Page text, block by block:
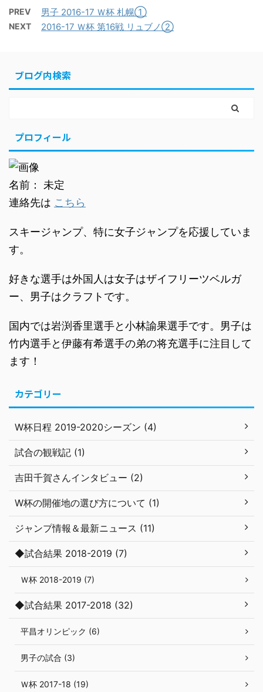
PREV 男子 2016-17 Ｗ杯 札幌①
NEXT 2016-17 Ｗ杯 第16戦 リュブノ②
ブログ内検索
プロフィール
名前： 未定
連絡先は こちら
スキージャンプ、特に女子ジャンプを応援していま
す。
好きな選手は外国人は女子はザイフリーツベルガ
ー、男子はクラフトです。
国内では岩渕香里選手と小林諭果選手です。男子は
竹内選手と伊藤有希選手の弟の将充選手に注目して
ます！
カテゴリー
W杯日程 2019-2020シーズン (4)
試合の観戦記 (1)
吉田千賀さんインタビュー (2)
W杯の開催地の選び方について (1)
ジャンプ情報＆最新ニュース (11)
◆試合結果 2018-2019 (7)
Ｗ杯 2018-2019 (7)
◆試合結果 2017-2018 (32)
平昌オリンピック (6)
男子の試合 (3)
Ｗ杯 2017-18 (19)